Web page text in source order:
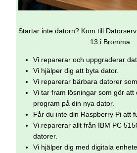
Startar inte datorn? Kom till
13 i Bromma.
Vi reparerar och uppgraderar
Vi hjälper dig att byta dator.
Vi reparerar bärbara datorer
Vi tar fram lösningar som gör att
program på din nya dator.
Får du inte din Raspberry Pi att
Vi reparerar allt från IBM PC
datorer.
Vi hjälper dig med digitala